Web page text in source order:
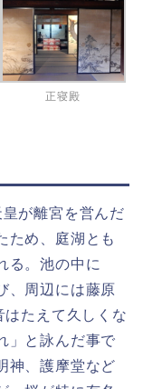
正寝殿
が離宮を営んだ
ため、庭湖とも
る。池の中に
、周辺には藤原
たえて久しくな
」と詠んだ事で
神、護摩堂など